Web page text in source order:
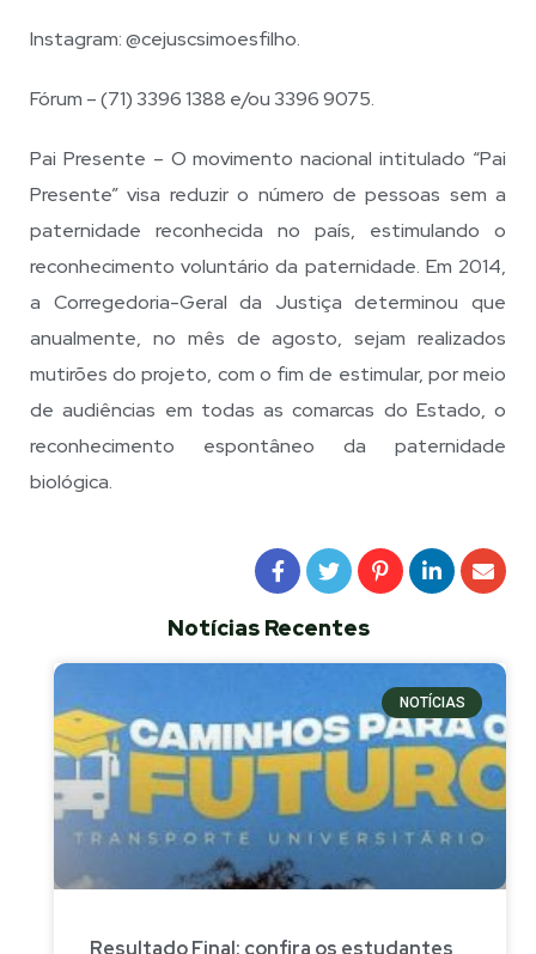
Instagram: @cejuscsimoesfilho.
Fórum – (71) 3396 1388 e/ou 3396 9075.
Pai Presente – O movimento nacional intitulado “Pai
Presente” visa reduzir o número de pessoas sem a
paternidade reconhecida no país, estimulando o
reconhecimento voluntário da paternidade. Em 2014,
a Corregedoria-Geral da Justiça determinou que
anualmente, no mês de agosto, sejam realizados
mutirões do projeto, com o fim de estimular, por meio
de audiências em todas as comarcas do Estado, o
reconhecimento espontâneo da paternidade
biológica.
Notícias Recentes
NOTÍCIAS
Resultado Final: confira os estudantes